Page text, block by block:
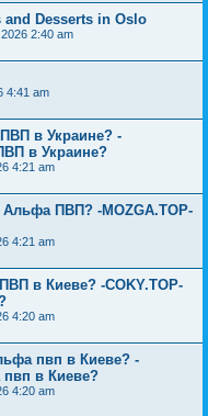
and Desserts in Oslo
2:40 am
4:41 am
в Украине? -
в Украине?
4:21 am
Альфа ПВП? -MOZGA.TOP-
4:21 am
в Киеве? -COKY.TOP-
4:20 am
пвп в Киеве? -
пвп в Киеве?
4:20 am